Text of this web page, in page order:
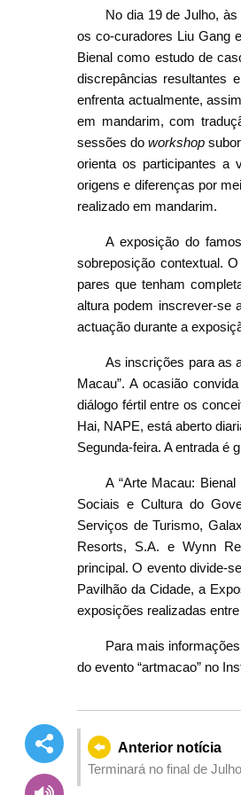
No dia 19 de Julho,
os co-curadores Liu Gang
Bienal como estudo de
discrepâncias resultantes
enfrenta actualmente,
em mandarim, com
sessões doworkshop
orienta os participantes a
origens e diferenças por
realizado em mandarim.
A exposição do
sobreposição contextual.
pares que tenham
altura podem inscrever-se
actuação durante a
As inscrições para as
Macau”. A ocasião
diálogo fértil entre os
Hai, NAPE, está aberto
Segunda-feira. A entrada é
A “Arte Macau:
Sociais e Cultura do
Serviços de Turismo,
Resorts, S.A. e Wynn
principal. O evento divide-
Pavilhão da Cidade, a
exposições realizadas
Para mais
do evento “artmacao” no
Anterior notícia
Terminará no final de